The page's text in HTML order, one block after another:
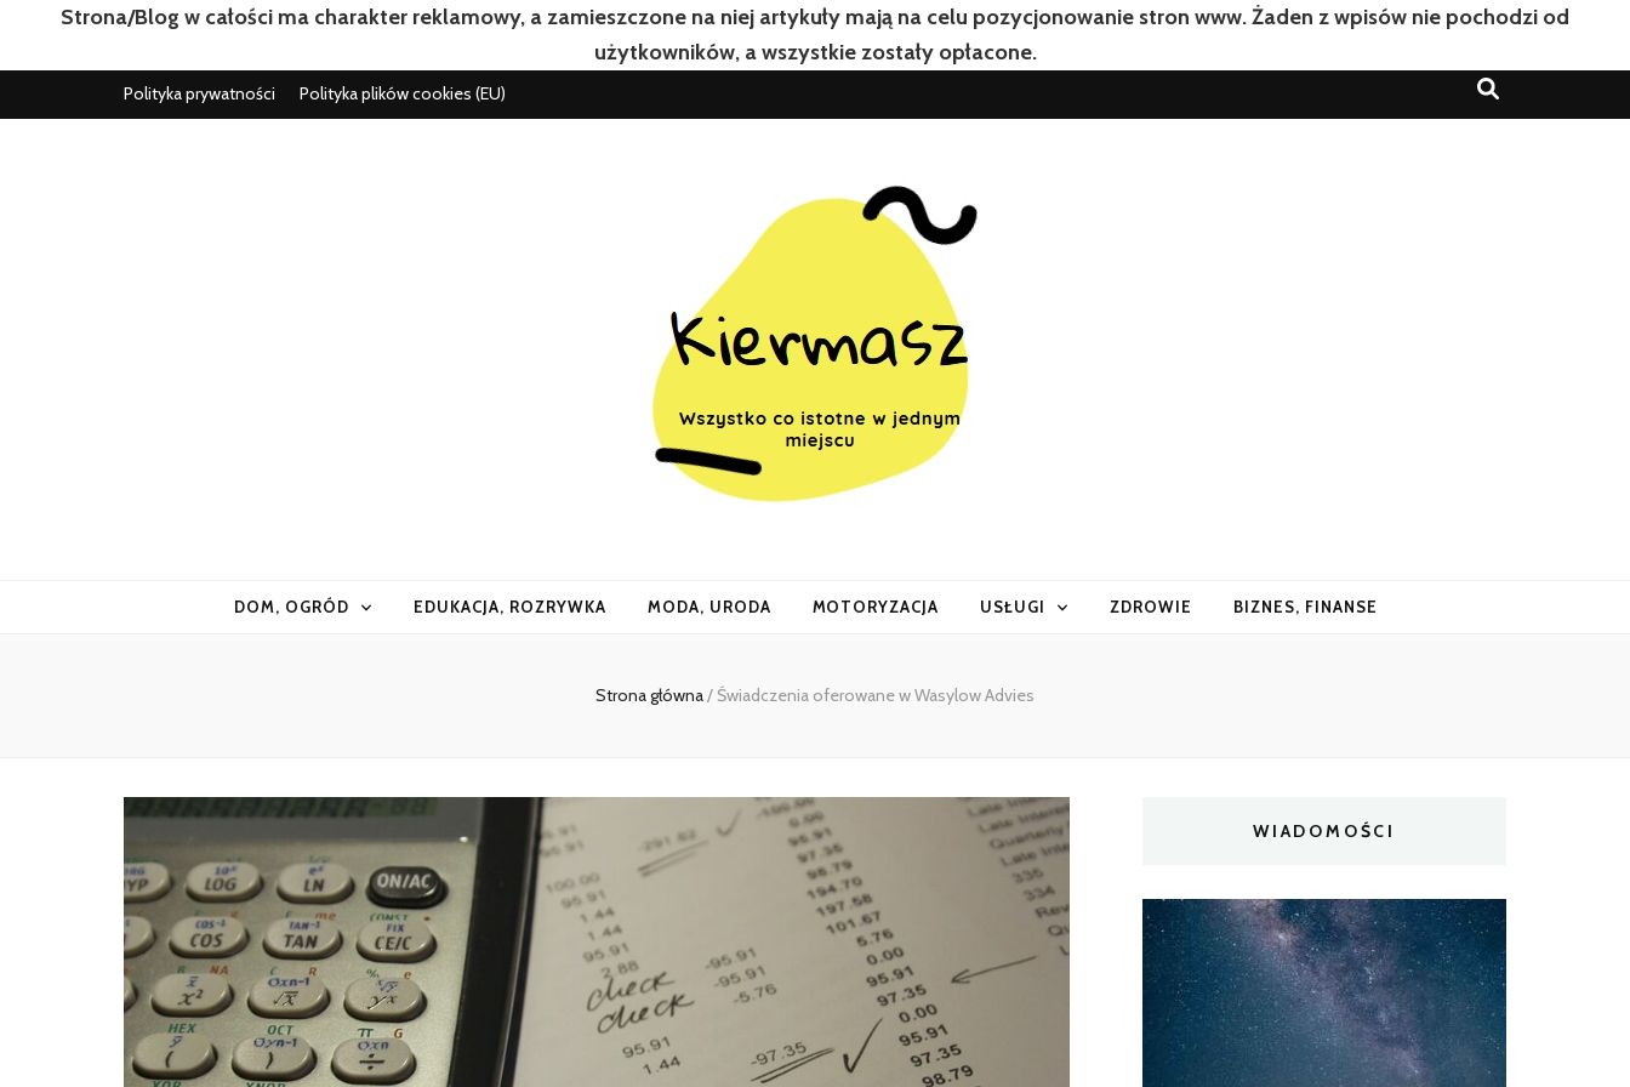
Strona/Blog w całości ma charakter reklamowy, a zamieszczone na niej artykuły mają na celu pozycjonowanie stron www. Żaden z wpisów nie pochodzi od
użytkowników, a wszystkie zostały opłacone.
Polityka prywatności Polityka plików cookies (EU)
DOM, OGRÓD EDUKACJA, ROZRYWKA MODA, URODA MOTORYZACJA USŁUGI ZDROWIE BIZNES, FINANSE
Strona główna/ Świadczenia oferowane w Wasylow Advies
WIADOMOŚCI